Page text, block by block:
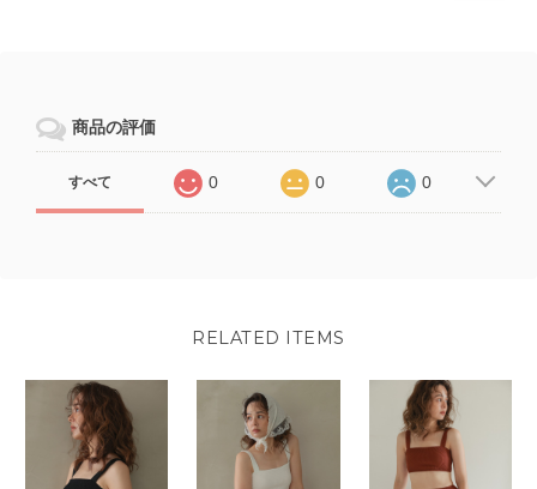
商品の評価
すべて 0 0 0
RELATED ITEMS